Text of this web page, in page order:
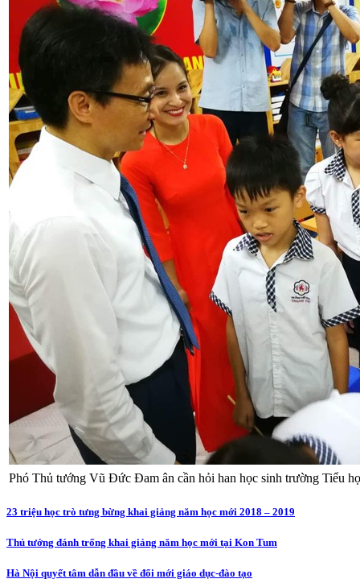
Phó Thủ tướng Vũ Đức Đam ân cần hỏi han học sinh trường Tiểu
23 triệu học trò tưng bừng khai giảng năm học mới 2018 – 2019
Thủ tướng đánh trống khai giảng năm học mới tại Kon Tum
Hà Nội quyết tâm dẫn đầu về đổi mới giáo dục-đào tạo